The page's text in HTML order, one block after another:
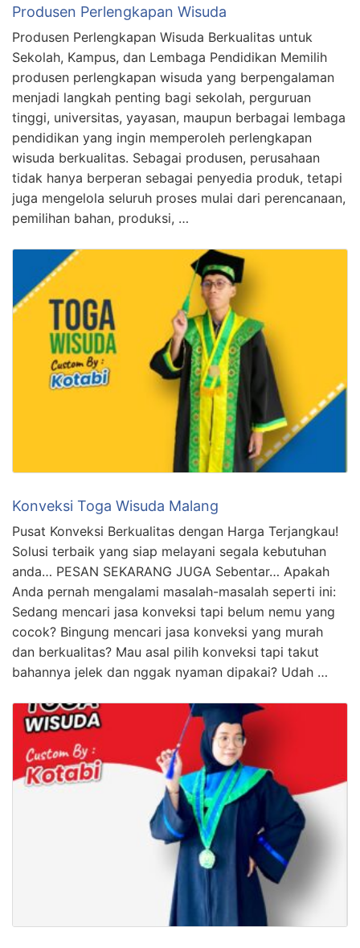
Produsen Perlengkapan Wisuda
Produsen Perlengkapan Wisuda Berkualitas untuk
Sekolah, Kampus, dan Lembaga Pendidikan Memilih
produsen perlengkapan wisuda yang berpengalaman
menjadi langkah penting bagi sekolah, perguruan
tinggi, universitas, yayasan, maupun berbagai lembaga
pendidikan yang ingin memperoleh perlengkapan
wisuda berkualitas. Sebagai produsen, perusahaan
tidak hanya berperan sebagai penyedia produk, tetapi
juga mengelola seluruh proses mulai dari perencanaan,
pemilihan bahan, produksi, …
Konveksi Toga Wisuda Malang
Pusat Konveksi Berkualitas dengan Harga Terjangkau!
Solusi terbaik yang siap melayani segala kebutuhan
anda… PESAN SEKARANG JUGA Sebentar… Apakah
Anda pernah mengalami masalah-masalah seperti ini:
Sedang mencari jasa konveksi tapi belum nemu yang
cocok? Bingung mencari jasa konveksi yang murah
dan berkualitas? Mau asal pilih konveksi tapi takut
bahannya jelek dan nggak nyaman dipakai? Udah …